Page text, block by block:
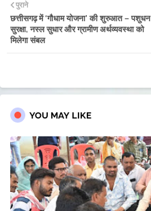
tter
पुराने
छत्तीसगढ़ में ‘गौधाम योजना’ की शुरुआत – पशुधन
सुरक्षा, नस्ल सुधार और ग्रामीण अर्थव्यवस्था को
मिलेगा संबल
YOU MAY LIKE